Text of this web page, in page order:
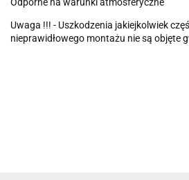
Odporne na warunki atmosferyczne
Uwaga !!! - Uszkodzenia jakiejkolwiek
nieprawidłowego montażu nie są objęte